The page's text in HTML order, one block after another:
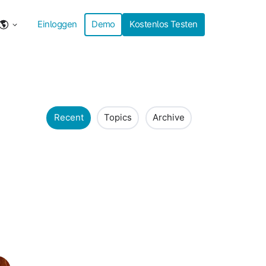
Einloggen Demo Kostenlos Testen
Recent Topics Archive